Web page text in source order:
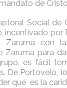
de
Social
incentivado por
Zaruma con
Zaruma para
es fácil
De Portovelo,
qué es la